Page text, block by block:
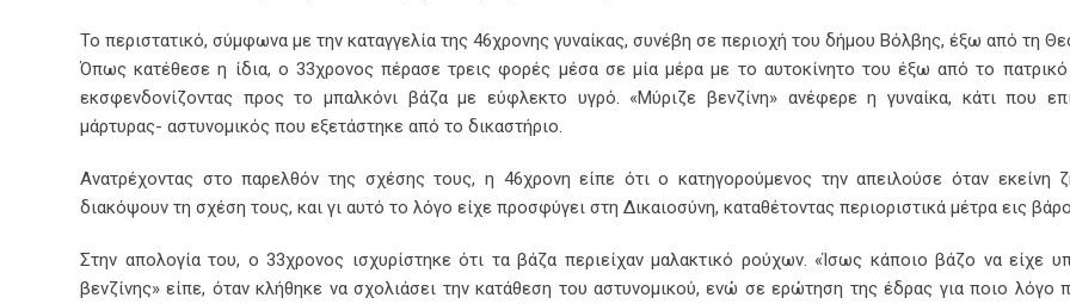
Το περιστατικό, σύμφωνα με την καταγγελία της 46χρονης γυναίκας, συνέβη σε περιοχή του δήμου Βόλβης, έξω από τη
Όπως κατέθεσε η ίδια, ο 33χρονος πέρασε τρεις φορές μέσα σε μία μέρα με το αυτοκίνητο του έξω από το πατρικό
εκσφενδονίζοντας προς το μπαλκόνι βάζα με εύφλεκτο υγρό. «Μύριζε βενζίνη» ανέφερε η γυναίκα, κάτι που
μάρτυρας- αστυνομικός που εξετάστηκε από το δικαστήριο.
Ανατρέχοντας στο παρελθόν της σχέσης τους, η 46χρονη είπε ότι ο κατηγορούμενος την απειλούσε όταν εκείνη
διακόψουν τη σχέση τους, και γι αυτό το λόγο είχε προσφύγει στη Δικαιοσύνη, καταθέτοντας περιοριστικά μέτρα εις
Στην απολογία του, ο 33χρονος ισχυρίστηκε ότι τα βάζα περιείχαν μαλακτικό ρούχων. «Ίσως κάποιο βάζο να είχε
βενζίνης» είπε, όταν κλήθηκε να σχολιάσει την κατάθεση του αστυνομικού, ενώ σε ερώτηση της έδρας για ποιο λόγο